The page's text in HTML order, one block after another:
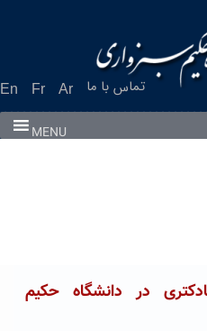
En Fr Ar تماس با ما
MENU
در دانشگاه حکیم